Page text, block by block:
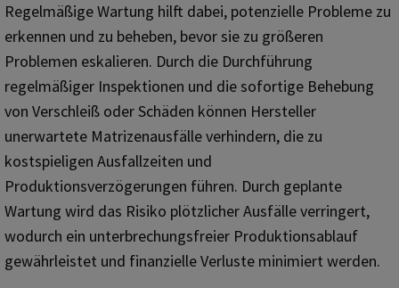
Regelmäßige Wartung hilft dabei, potenzielle Probleme zu
erkennen und zu beheben, bevor sie zu größeren
Problemen eskalieren. Durch die Durchführung
regelmäßiger Inspektionen und die sofortige Behebung
von Verschleiß oder Schäden können Hersteller
unerwartete Matrizenausfälle verhindern, die zu
kostspieligen Ausfallzeiten und
Produktionsverzögerungen führen. Durch geplante
Wartung wird das Risiko plötzlicher Ausfälle verringert,
wodurch ein unterbrechungsfreier Produktionsablauf
gewährleistet und finanzielle Verluste minimiert werden.